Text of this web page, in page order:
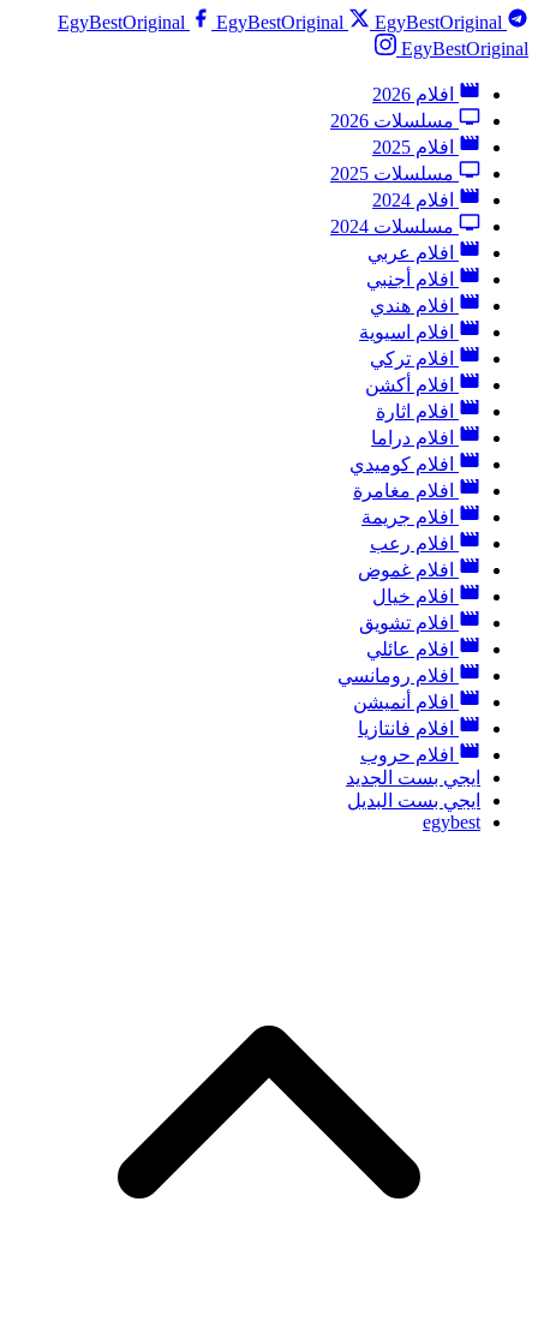
EgyBestOriginal EgyBestOriginal
EgyBestOriginal
EgyBestOriginal
افلام 2026
مسلسلات 2026
افلام 2025
مسلسلات 2025
افلام 2024
مسلسلات 2024
افلام عربي
افلام أجنبي
افلام هندي
افلام اسيوية
افلام تركي
افلام أكشن
افلام اثارة
افلام دراما
افلام كوميدي
افلام مغامرة
افلام جريمة
افلام رعب
افلام غموض
افلام خيال
افلام تشويق
افلام عائلي
افلام رومانسي
افلام أنميشن
افلام فانتازيا
افلام حروب
ايجي بست الجديد
ايجي بست البديل
egybest